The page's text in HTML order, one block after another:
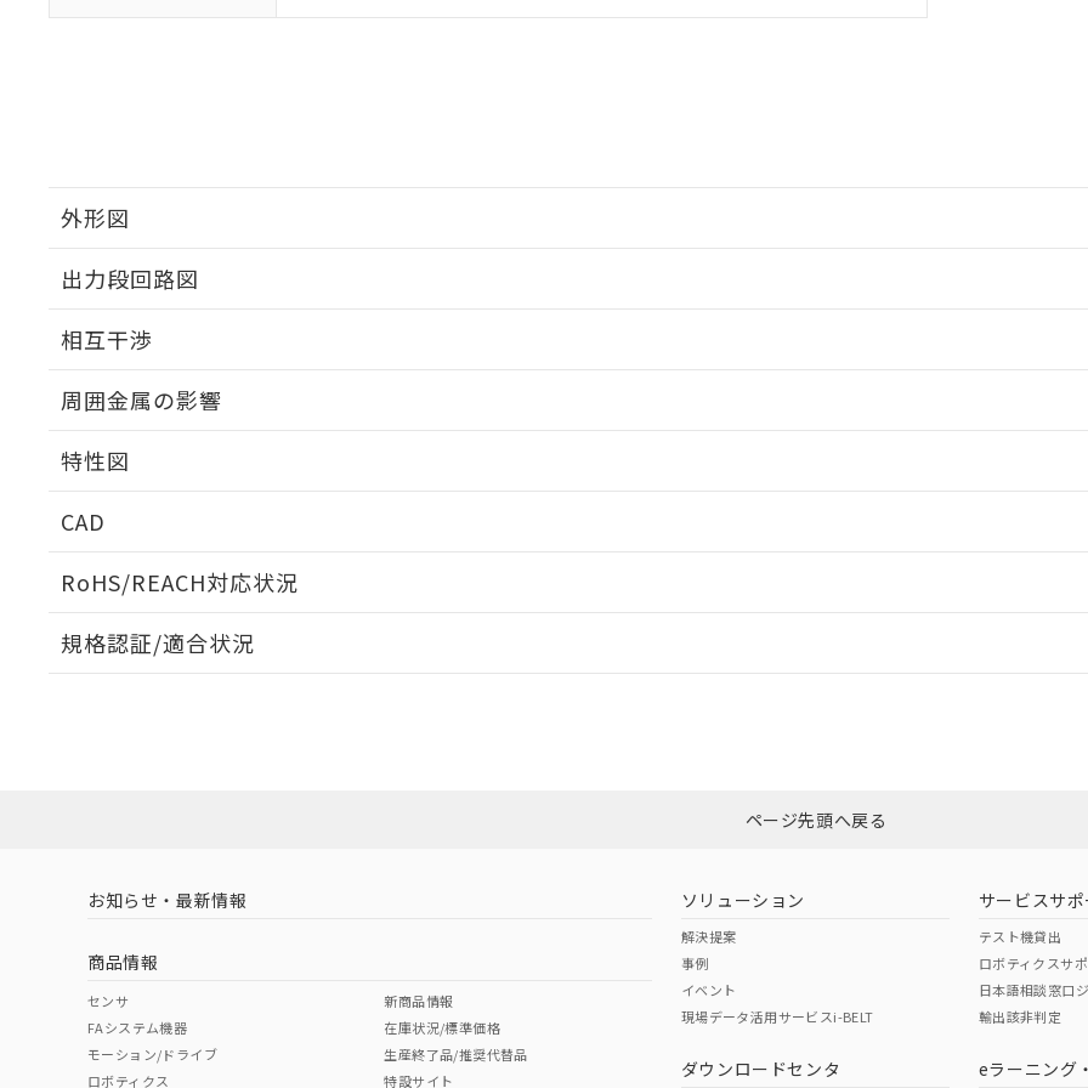
外形図
出力段回路図
相互干渉
周囲金属の影響
l: 8mm以上、φd: 70mm以上、D: 8mm以上、m: 60mm以上、n: 90mm以上
特性図
検出領域
CAD
RoHS/REACH対応状況
EU RoHS 注意事項・凡例
ダウンロードはこちら
中国 RoHS 注意事項・凡例
中国 RoHS表
Pb Hg Cr(VI)
規格認証/適合状況
（イギリス
（ノルウェー
（日本
（アメリカ
この製品の規格認証/適合
ページ先頭へ戻る
お知らせ・最新情報
商品情報
センサ
FAシステム機器
モーション/ドライブ
ロボティクス
新商品情報
在庫状況/標準価格
生産終了品/推奨代替品
特設サイト
ソリューション
解決提案
事例
イベント
現場データ活用サービスi-BELT
ダウンロードセンタ
サービスサポ
テスト機貸出
ロボティクスサ
日本語相談窓口
輸出該非判定
eラーニング